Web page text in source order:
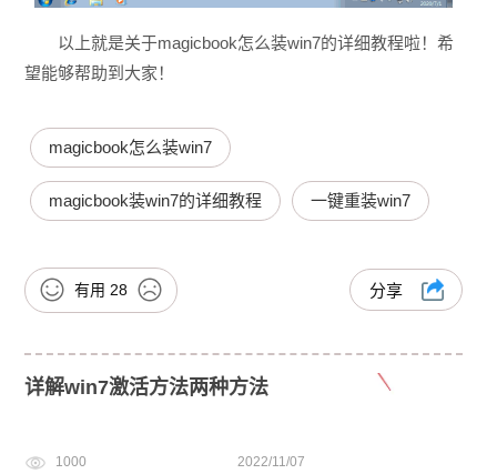
以上就是关于magicbook怎么装win7的详细教程啦！希
望能够帮助到大家！
magicbook怎么装win7
magicbook装win7的详细教程 一键重装win7
有用 28 分享
详解win7激活方法两种方法
1000 2022/11/07